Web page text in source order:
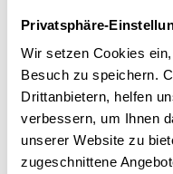
Privatsphäre-
Wir setzen Cookies
Besuch zu speichern.
Drittanbietern, helfen
verbessern, um Ihnen
unserer Website zu
zugeschnittene
Es wurden
gefunden.